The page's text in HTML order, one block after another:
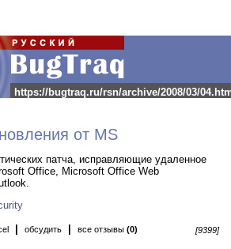
https://bugtraq.ru/rsn/archive/2008/03/
от MS
патча, исправляющие удаленное
Office, Microsoft Office Web
обсудить все отзывы (0)
[9399]